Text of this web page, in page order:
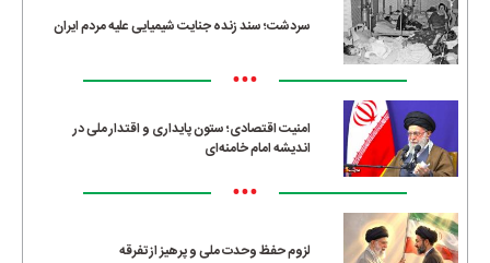
سردشت؛ سند زنده جنایت شیمیایی علیه مردم ایران
•••
امنیت اقتصادی؛ ستون پایداری و اقتدار ملی در
اندیشه امام خامنه‌ای
•••
لزوم حفظ وحدت ملی و پرهیز از تفرقه